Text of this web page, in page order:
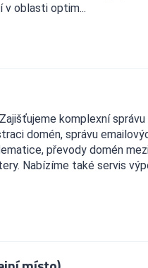
v oblasti optim...
komplexní správu
domén, správu
převody domén
Nabízíme také servis